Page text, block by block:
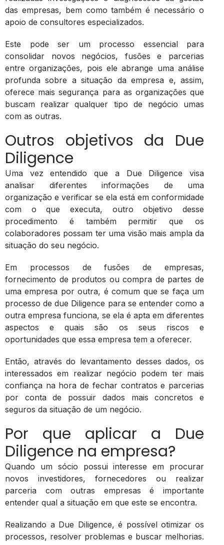
das empresas, bem como também é necessário o
apoio de consultores especializados.
Este pode ser um processo essencial para
consolidar novos negócios, fusões e parcerias
entre organizações, pois ele abrange uma análise
profunda sobre a situação da empresa e, assim,
oferece mais segurança para as organizações que
buscam realizar qualquer tipo de negócio umas
com as outras.
Outros objetivos da Due
Diligence
Uma vez entendido que a Due Diligence visa
analisar diferentes informações de uma
organização e verificar se ela está em conformidade
com o que executa, outro objetivo desse
procedimento é também permitir que os
colaboradores possam ter uma visão mais ampla da
situação do seu negócio.
Em processos de fusões de empresas,
fornecimento de produtos ou compra de partes de
uma empresa por outra, é comum que se faça um
processo de due Diligence para se entender como a
outra empresa funciona, se ela é apta em diferentes
aspectos e quais são os seus riscos e
oportunidades que essa empresa tem a oferecer.
Então, através do levantamento desses dados, os
interessados em realizar negócio podem ter mais
confiança na hora de fechar contratos e parcerias
por conta de possuir dados mais concretos e
seguros da situação de um negócio.
Por que aplicar a Due
Diligence na empresa?
Quando um sócio possui interesse em procurar
novos investidores, fornecedores ou realizar
parceria com outras empresas é importante
entender qual a situação em que este se encontra.
Realizando a Due Diligence, é possível otimizar os
processos, resolver problemas e buscar melhorias.